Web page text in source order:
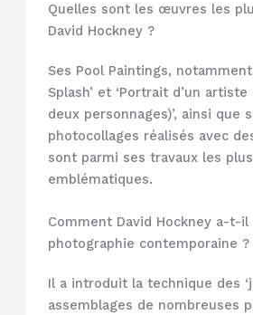
Quelles sont les œuvres les
David Hockney ?
Ses Pool Paintings, notamment
Splash’ et ‘Portrait d’un
deux personnages)’, ainsi que
photocollages réalisés avec
sont parmi ses travaux les plus
emblématiques.
Comment David Hockney a-t-
photographie contemporaine ?
Il a introduit la technique des
assemblages de nombreuses